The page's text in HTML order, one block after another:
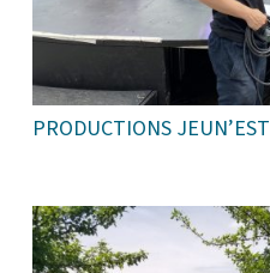
PRODUCTIONS JEUN’EST